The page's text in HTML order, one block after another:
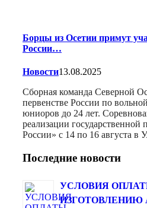
Борцы из Осетии примут
России…
Новости13.08.2025
Сборная команда Северной
первенстве России по
юниоров до 24 лет.
реализации
России» с 14 по 16 августа в
Последние новости
УСЛОВИЯ
ИЗГОТОВЛЕНИЮ